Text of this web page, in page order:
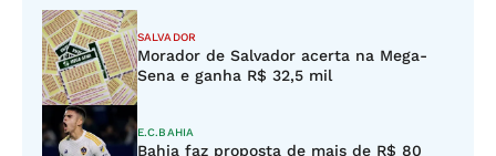
SALVADOR
Morador de Salvador acerta na Mega-
Sena e ganha R$ 32,5 mil
E.C.BAHIA
Bahia faz proposta de mais de R$ 80